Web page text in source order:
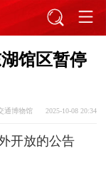
馆区暂停
通博物馆 2025-10-08 20:34
开放的公告